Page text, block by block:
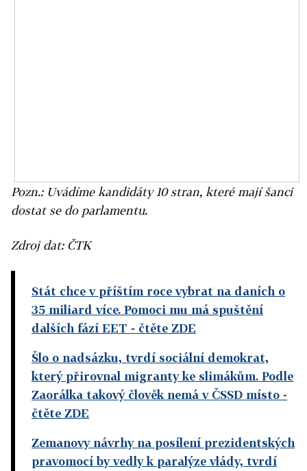
Pozn.: Uvádíme kandidáty 10 stran, které mají šanci
dostat se do parlamentu.
Zdroj dat: ČTK
Stát chce v příštím roce vybrat na daních o
35 miliard více. Pomoci mu má spuštění
dalších fází EET - čtěte ZDE
Šlo o nadsázku, tvrdí sociální demokrat,
který přirovnal migranty ke slimákům. Podle
Zaorálka takový člověk nemá v ČSSD místo -
čtěte ZDE
Zemanovy návrhy na posílení prezidentských
pravomocí by vedly k paralýze vlády, tvrdí